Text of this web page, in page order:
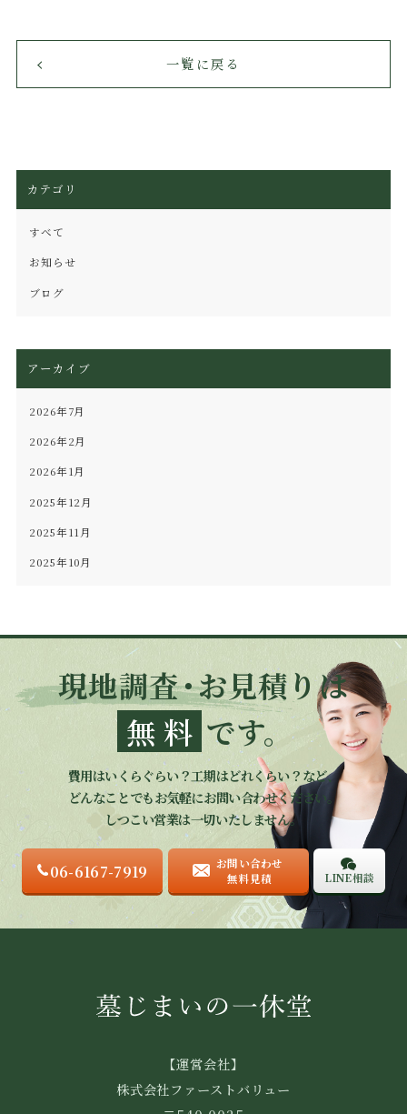
一覧に戻る
カテゴリ
すべて
お知らせ
ブログ
アーカイブ
2026年7月
2026年2月
2026年1月
2025年12月
2025年11月
2025年10月
現地調査・お見積りは
無料 です。
費用はいくらぐらい？工期はどれくらい？など、
どんなことでもお気軽にお問い合わせください。
しつこい営業は一切いたしません。
06-6167-7919
お問い合わせ
無料見積
LINE相談
【運営会社】
株式会社ファーストバリュー